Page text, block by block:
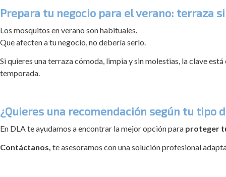
Prepara tu negocio para el verano: terraza
Los mosquitos en verano son habituales.
Que afecten a tu negocio, no debería serlo.
Si quieres una terraza cómoda, limpia y sin molestias, la clave está
temporada.
¿Quieres una recomendación según tu tipo
En DLA te ayudamos a encontrar la mejor opción para proteger
Contáctanos, te asesoramos con una solución profesional